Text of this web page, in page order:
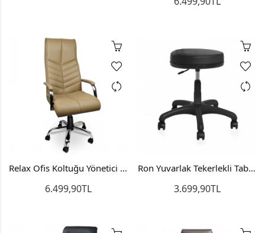
Relax Ofis Koltuğu Yönetici Koltuğu Makam Koltuğu Taba
6.499,90TL
Ron Yuvarlak Tekerlekli Tabure Bar Sandalyesi Çalışma Koltuğu Döner Sandalye
3.699,90TL